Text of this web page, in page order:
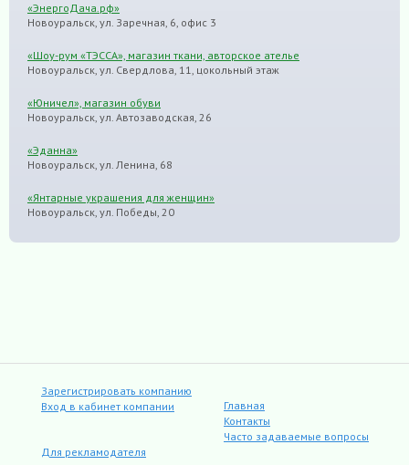
«ЭнергоДача.рф»
Новоуральск, ул. Заречная, 6, офис 3
«Шоу-рум «ТЭССА», магазин ткани, авторское ателье
Новоуральск, ул. Свердлова, 11, цокольный этаж
«Юничел», магазин обуви
Новоуральск, ул. Автозаводская, 26
«Эданна»
Новоуральск, ул. Ленина, 68
«Янтарные украшения для женщин»
Новоуральск, ул. Победы, 20
Зарегистрировать компанию
Вход в кабинет компании
Главная
Контакты
Часто задаваемые вопросы
Для рекламодателя